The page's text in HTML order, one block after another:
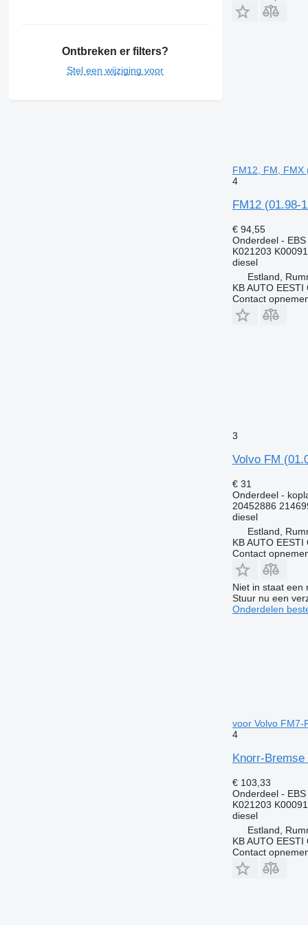
Ontbreken er filters?
Stel een wijziging voor
FM12, FM, FMX
4
FM12 (01.98-
€ 94,55
Onderdeel -
K021203
diesel
Estland,
KB AUTO EESTI
Contact
3
Volvo FM
€ 31
Onderdeel -
20452886
diesel
Estland,
KB AUTO EESTI
Contact
Niet in staat een
Stuur nu een
Onderdelen
voor Volvo FM7-
4
Knorr-
€ 103,33
Onderdeel -
K021203
diesel
Estland,
KB AUTO EESTI
Contact